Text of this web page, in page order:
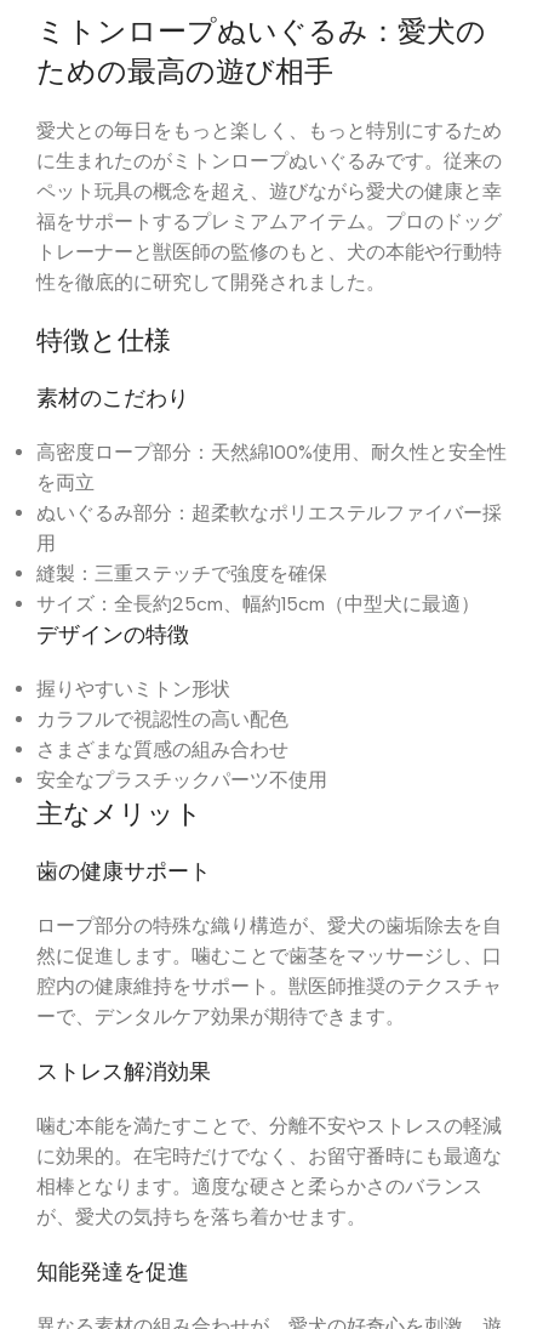
ミトンロープぬいぐるみ：愛犬の
ための最高の遊び相手
愛犬との毎日をもっと楽しく、もっと特別にするため
に生まれたのがミトンロープぬいぐるみです。従来の
ペット玩具の概念を超え、遊びながら愛犬の健康と幸
福をサポートするプレミアムアイテム。プロのドッグ
トレーナーと獣医師の監修のもと、犬の本能や行動特
性を徹底的に研究して開発されました。
特徴と仕様
素材のこだわり
高密度ロープ部分：天然綿100%使用、耐久性と安全性
を両立
ぬいぐるみ部分：超柔軟なポリエステルファイバー採
用
縫製：三重ステッチで強度を確保
サイズ：全長約25cm、幅約15cm（中型犬に最適）
デザインの特徴
握りやすいミトン形状
カラフルで視認性の高い配色
さまざまな質感の組み合わせ
安全なプラスチックパーツ不使用
主なメリット
歯の健康サポート
ロープ部分の特殊な織り構造が、愛犬の歯垢除去を自
然に促進します。噛むことで歯茎をマッサージし、口
腔内の健康維持をサポート。獣医師推奨のテクスチャ
ーで、デンタルケア効果が期待できます。
ストレス解消効果
噛む本能を満たすことで、分離不安やストレスの軽減
に効果的。在宅時だけでなく、お留守番時にも最適な
相棒となります。適度な硬さと柔らかさのバランス
が、愛犬の気持ちを落ち着かせます。
知能発達を促進